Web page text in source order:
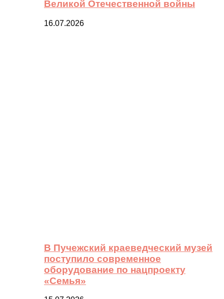
Великой Отечественной войны
16.07.2026
В Пучежский краеведческий музей
поступило современное
оборудование по нацпроекту
«Семья»